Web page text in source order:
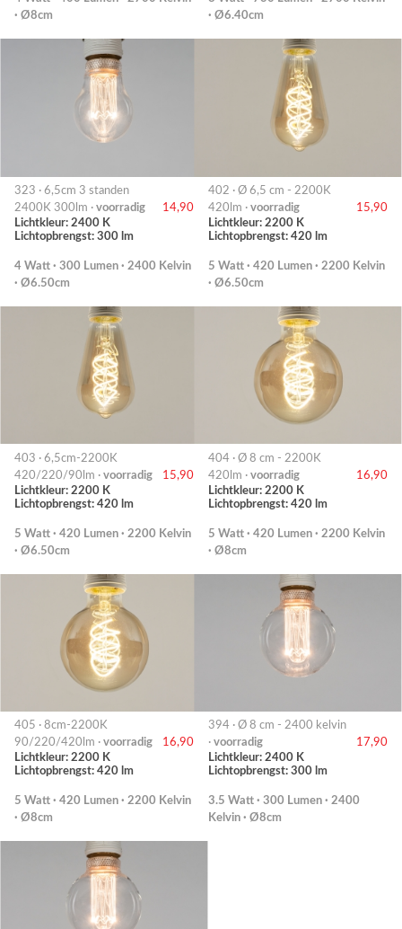
· Ø8cm
· Ø6.40cm
323 · 6,5cm 3 standen
2400K 300lm · voorradig
14,90
Lichtkleur: 2400 K
Lichtopbrengst: 300 lm
4 Watt · 300 Lumen · 2400 Kelvin
· Ø6.50cm
402 · Ø 6,5 cm - 2200K
420lm · voorradig
15,90
Lichtkleur: 2200 K
Lichtopbrengst: 420 lm
5 Watt · 420 Lumen · 2200 Kelvin
· Ø6.50cm
403 · 6,5cm-2200K
420/220/90lm · voorradig
15,90
Lichtkleur: 2200 K
Lichtopbrengst: 420 lm
5 Watt · 420 Lumen · 2200 Kelvin
· Ø6.50cm
404 · Ø 8 cm - 2200K
420lm · voorradig
16,90
Lichtkleur: 2200 K
Lichtopbrengst: 420 lm
5 Watt · 420 Lumen · 2200 Kelvin
· Ø8cm
405 · 8cm-2200K
90/220/420lm · voorradig
16,90
Lichtkleur: 2200 K
Lichtopbrengst: 420 lm
5 Watt · 420 Lumen · 2200 Kelvin
· Ø8cm
394 · Ø 8 cm - 2400 kelvin
· voorradig
17,90
Lichtkleur: 2400 K
Lichtopbrengst: 300 lm
3.5 Watt · 300 Lumen · 2400
Kelvin · Ø8cm